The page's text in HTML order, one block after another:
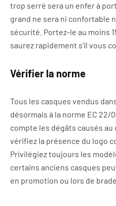
trop serré sera un enfer à
grand ne sera ni confortable
sécurité. Portez-le au moins
saurez rapidement s’il vous
Vérifier la norme
Tous les casques vendus
désormais à la norme EC
compte les dégâts causés au
vérifiez la présence du logo
Privilégiez toujours les
certains anciens casques
en promotion ou lors de